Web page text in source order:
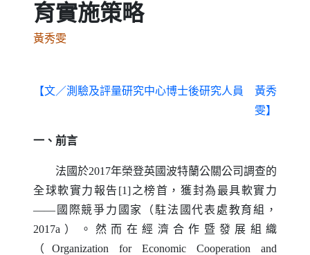
育實施策略
黃秀雯
【文／測驗及評量研究中心博士後研究人員 黃秀
雯】
一、前言
法國於2017年榮登英國波特蘭公關公司調查的
全球軟實力報告[1]之榜首，獲封為最具軟實力
——國際競爭力國家（駐法國代表處教育組，
2017a）。然而在經濟合作暨發展組織
（ Organization for Economic Cooperation and